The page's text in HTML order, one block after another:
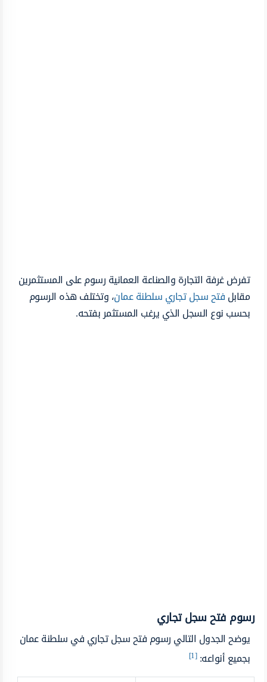
تفرض غرفة التجارة والصناعة العمانية رسوم على المستثمرين
مقابلفتح سجل تجاري سلطنة عمان، وتختلف هذه الرسوم
بحسب نوع السجل الذي يرغب المستثمر بفتحه.
رسوم فتح سجل تجاري
يوضح الجدول التالي رسوم فتح سجل تجاري في سلطنة عمان
بجميع أنواعه:[1]